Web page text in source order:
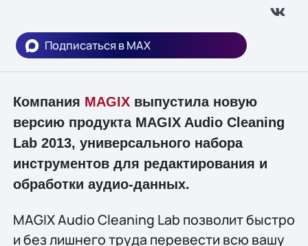
Подписаться в MAX
Компания MAGIXвыпустила новую
версию продукта MAGIX Audio Cleaning
Lab 2013, универсального набора
инструментов для редактирования и
обработки аудио-данных.
MAGIX Audio Cleaning Lab позволит быстро
и без лишнего труда перевести всю вашу